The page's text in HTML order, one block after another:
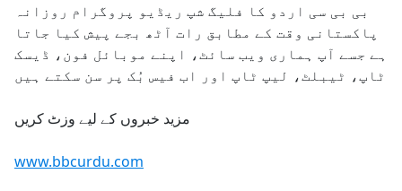
b
o
o
k
بی بی سی اردو کا فلیگ شپ ریڈیو پروگرام روزانہ
پاکستانی وقت کے مطابق رات آٹھ بجے پیش کیا جاتا
ہے جسے آپ ہماری ویب سائٹ، اپنے موبائل فون، ڈیسک
ٹاپ، ٹیبلٹ، لیپ ٹاپ اور اب فیس بُک پر سن سکتے ہیں
www.bbcurdu.com